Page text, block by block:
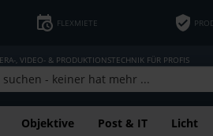
FLEXMIETE
, VIDEO- & PRODUKTIONSTECHNIK FÜR PROFIS
Objektive Post & IT Licht